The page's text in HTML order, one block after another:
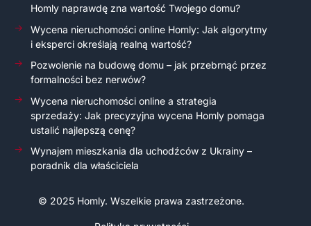
Homly naprawdę zna wartość Twojego domu?
Wycena nieruchomości online Homly: Jak algorytmy
i eksperci określają realną wartość?
Pozwolenie na budowę domu – jak przebrnąć przez
formalności bez nerwów?
Wycena nieruchomości online a strategia
sprzedaży: Jak precyzyjna wycena Homly pomaga
ustalić najlepszą cenę?
Wynajem mieszkania dla uchodźców z Ukrainy –
poradnik dla właściciela
© 2025 Homly. Wszelkie prawa zastrzeżone.